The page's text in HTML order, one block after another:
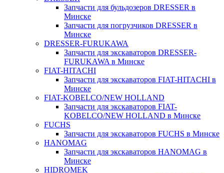
Запчасти для бульдозеров DRESSER в
Минске
Запчасти для погрузчиков DRESSER в
Минске
DRESSER-FURUKAWA
Запчасти для экскаваторов DRESSER-
FURUKAWA в Минске
FIAT-HITACHI
Запчасти для экскаваторов FIAT-HITACHI в
Минске
FIAT-KOBELCO/NEW HOLLAND
Запчасти для экскаваторов FIAT-
KOBELCO/NEW HOLLAND в Минске
FUCHS
Запчасти для экскаваторов FUCHS в Минске
HANOMAG
Запчасти для экскаваторов HANOMAG в
Минске
HIDROMEK